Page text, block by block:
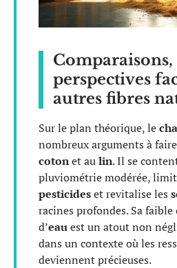
perspectives
autres fibres
Sur le plan théorique, le
nombreux arguments à
cotonet aulin. Il se
pluviométrie modérée,
pesticideset revitalise les
racines profondes. Sa
d’eauest un atout non
dans un contexte où les
deviennent précieuses.